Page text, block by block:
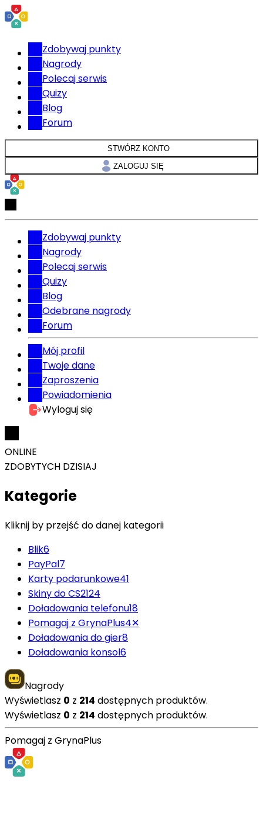
Zdobywaj punkty
Nagrody
Polecaj serwis
Quizy
Blog
Forum
STWÓRZ KONTO
ZALOGUJ SIĘ
Zdobywaj punkty
Nagrody
Polecaj serwis
Quizy
Blog
Odebrane nagrody
Forum
Mój profil
Twoje dane
Zaproszenia
Powiadomienia
Wyloguj się
ONLINE
ZDOBYTYCH DZISIAJ
Kategorie
Kliknij by przejść do danej kategorii
Blik6
PayPal7
Karty podarunkowe41
Skiny do CS2124
Doładowania telefonu18
Pomagaj z GrynaPlus4✕
Doładowania do gier8
Doładowania konsol6
Nagrody
Wyświetlasz 0 z 214 dostępnych produktów.
Wyświetlasz 0 z 214 dostępnych produktów.
Pomagaj z GrynaPlus